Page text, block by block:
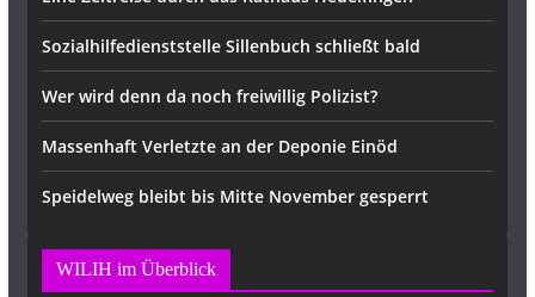
Sozialhilfedienststelle Sillenbuch schließt bald
Wer wird denn da noch freiwillig Polizist?
Massenhaft Verletzte an der Deponie Einöd
Speidelweg bleibt bis Mitte November gesperrt
WILIH im Überblick